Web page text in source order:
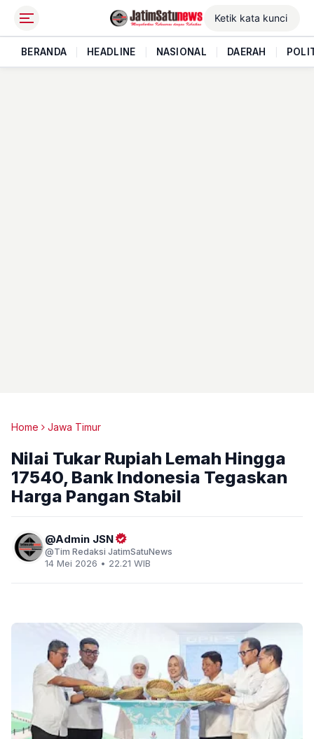
BERANDA HEADLINE NASIONAL DAERAH
Home Jawa Timur
Nilai Tukar Rupiah Lemah Hingga
17540, Bank Indonesia Tegaskan
Harga Pangan Stabil
Admin JSN
Tim Redaksi JatimSatuNews
14 Mei 2026 • 22.21 WIB